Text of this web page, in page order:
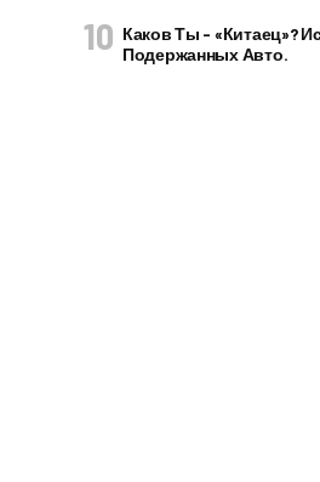
Каков Ты – «китаец»?
Подержанных Авто.